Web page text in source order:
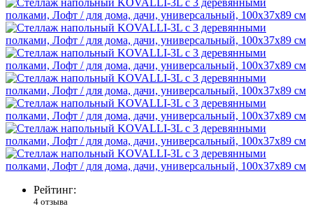
Рейтинг:
4 отзыва